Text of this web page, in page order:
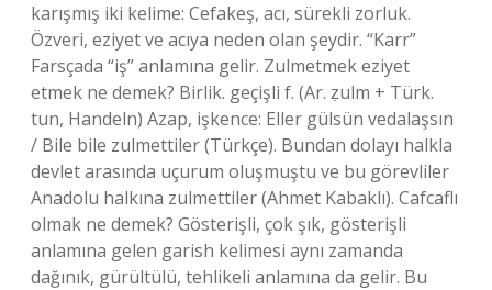
karışmış iki kelime: Cefakeş, acı, sürekli zorluk.
Özveri, eziyet ve acıya neden olan şeydir. “Karr”
Farsçada “iş” anlamına gelir. Zulmetmek eziyet
etmek ne demek? Birlik. geçişli f. (Ar. ẓulm + Türk.
tun, Handeln) Azap, işkence: Eller gülsün vedalaşsın
/ Bile bile zulmettiler (Türkçe). Bundan dolayı halkla
devlet arasında uçurum oluşmuştu ve bu görevliler
Anadolu halkına zulmettiler (Ahmet Kabaklı). Cafcaflı
olmak ne demek? Gösterişli, çok şık, gösterişli
anlamına gelen garish kelimesi aynı zamanda
dağınık, gürültülü, tehlikeli anlamına da gelir. Bu